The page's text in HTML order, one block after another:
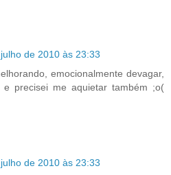
de 2010 às 23:33
emocionalmente devagar,
e precisei me aquietar também ;o(
de 2010 às 23:33